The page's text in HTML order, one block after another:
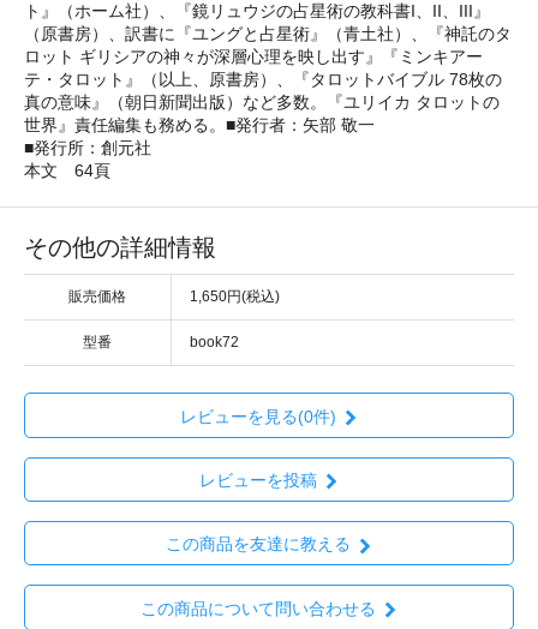
ト』（ホーム社）、『鏡リュウジの占星術の教科書I、II、III』
（原書房）、訳書に『ユングと占星術』（青土社）、『神託のタ
ロット ギリシアの神々が深層心理を映し出す』『ミンキアー
テ・タロット』（以上、原書房）、『タロットバイブル 78枚の
真の意味』（朝日新聞出版）など多数。『ユリイカ タロットの
世界』責任編集も務める。■発行者：矢部 敬一
■発行所：創元社
本文 64頁
その他の詳細情報
販売価格 1,650円(税込)
型番 book72
レビューを見る(0件)
レビューを投稿
この商品を友達に教える
この商品について問い合わせる